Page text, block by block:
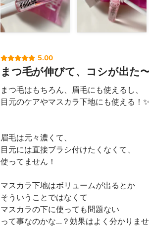
5.00
まつ毛が伸びて、コシが出た
まつ毛はもちろん、眉毛にも使えるし、
目元のケアやマスカラ下地にも使える！✨
眉毛は元々濃くて、
目元には直接ブラシ付けたくなくて、
使ってません！
マスカラ下地はボリュームが出るとか
そういうことではなくて
マスカラの下に使っても問題ない
って事なのかな...？効果はよく分かりま